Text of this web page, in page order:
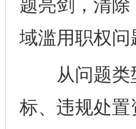
题亮剑，清除
域滥用职权
从问题类型
标、违规处